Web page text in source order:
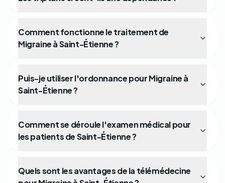
Comment fonctionne le traitement de
Migraine à Saint-Étienne ?
Puis-je utiliser l'ordonnance pour Migraine à
Saint-Étienne ?
Comment se déroule l'examen médical pour
les patients de Saint-Étienne ?
Quels sont les avantages de la télémédecine